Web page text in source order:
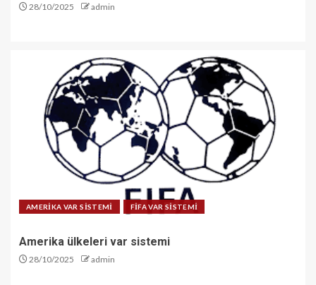
28/10/2025 admin
AMERİKA VAR SİSTEMİ FİFA VAR SİSTEMİ
Amerika ülkeleri var sistemi
28/10/2025 admin